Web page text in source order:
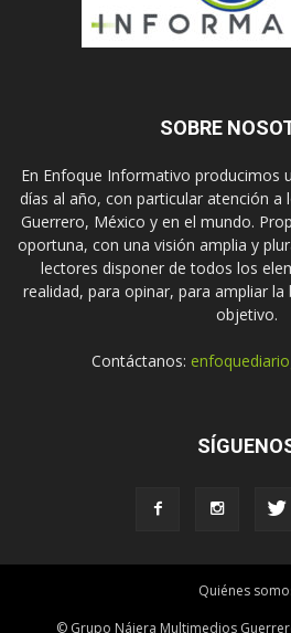
SOBRE
En Enfoque Informativo producimos
días al año, con particular atención a
Guerrero, México y en el mundo.
oportuna, con una visión amplia y
lectores disponer de todos los
realidad, para opinar, para ampliar la
objetivo.
Contáctanos:
Quiénes
© Grupo Nájera Multimedios